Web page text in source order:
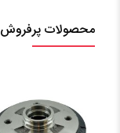
محصولات پرفروش